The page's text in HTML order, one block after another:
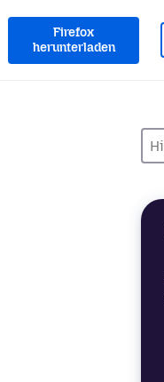
Firefox
herunterladen